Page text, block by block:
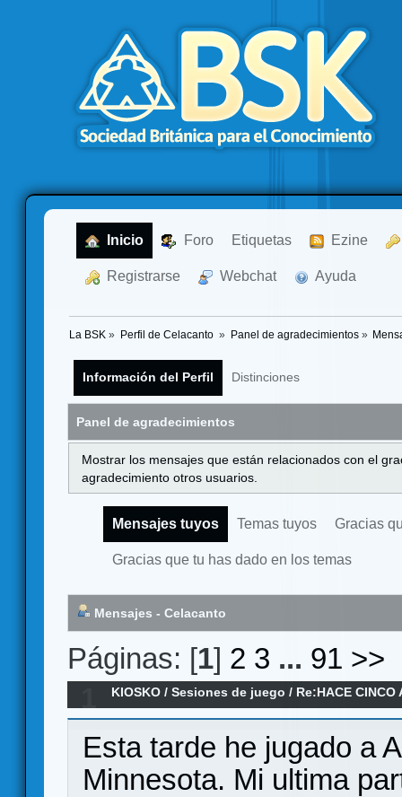
Inicio Foro Etiquetas Ezine
Registrarse Webchat Ayuda
La BSK » Perfil de Celacanto » Panel de agradecimientos»
Información del Perfil Distinciones
Panel de agradecimientos
Mostrar los mensajes que están relacionados con el
agradecimiento otros usuarios.
Mensajes tuyos Temas tuyos Gracias
Gracias que tu has dado en los temas
Mensajes - Celacanto
Páginas: [1] 2 3 ... 91 >>
KIOSKO /Sesiones de juego / Re:HACE CINCO
Esta tarde he jugado a
Minnesota. Mi ultima